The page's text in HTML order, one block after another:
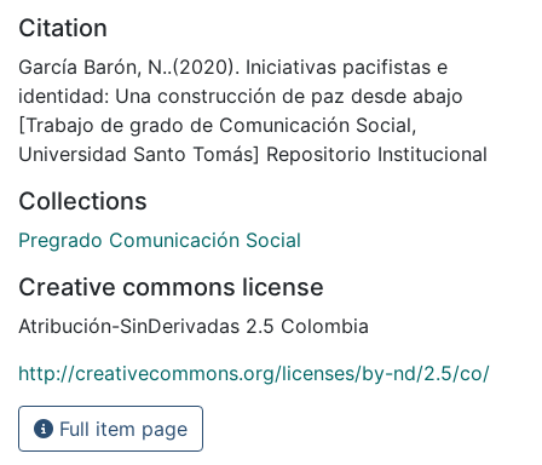
Citation
García Barón, N..(2020). Iniciativas pacifistas e
identidad: Una construcción de paz desde abajo
[Trabajo de grado de Comunicación Social,
Universidad Santo Tomás] Repositorio Institucional
Collections
Pregrado Comunicación Social
Creative commons license
Atribución-SinDerivadas 2.5 Colombia
http://creativecommons.org/licenses/by-nd/2.5/co/
Full item page